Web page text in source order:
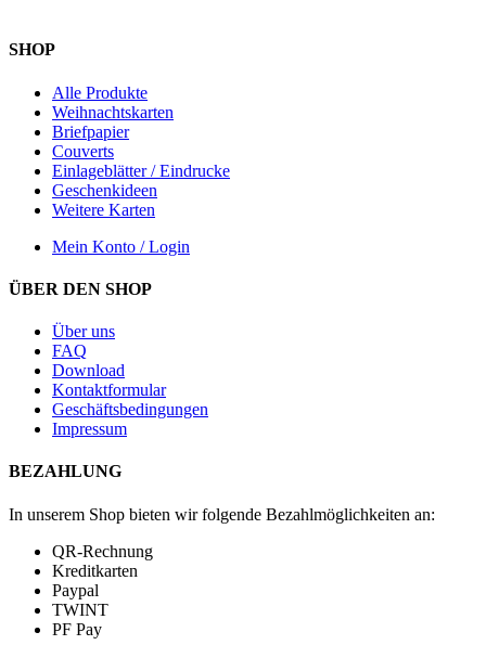
SHOP
Alle Produkte
Weihnachtskarten
Briefpapier
Couverts
Einlageblätter / Eindrucke
Geschenkideen
Weitere Karten
Mein Konto / Login
ÜBER DEN SHOP
Über uns
FAQ
Download
Kontaktformular
Geschäftsbedingungen
Impressum
BEZAHLUNG
In unserem Shop bieten wir folgende Bezahlmöglichkeiten an:
QR-Rechnung
Kreditkarten
Paypal
TWINT
PF Pay